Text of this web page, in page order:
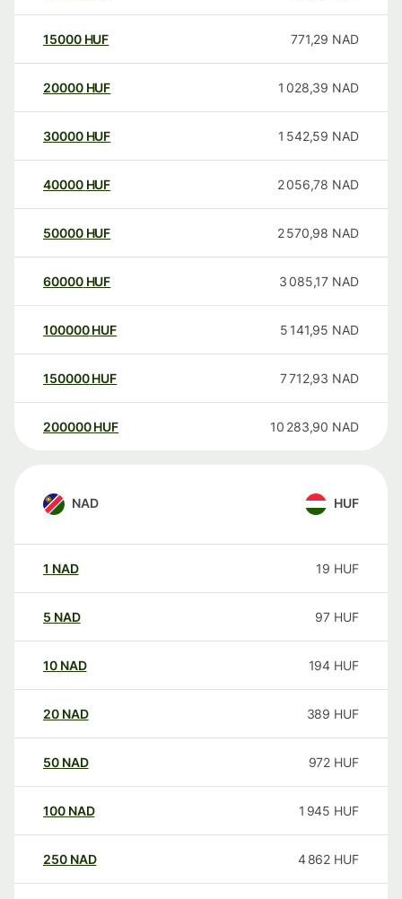
15000 HUF 771,29 NAD
20000 HUF 1 028,39 NAD
30000 HUF 1 542,59 NAD
40000 HUF 2 056,78 NAD
50000 HUF 2 570,98 NAD
60000 HUF 3 085,17 NAD
100000 HUF 5 141,95 NAD
150000 HUF 7 712,93 NAD
200000 HUF 10 283,90 NAD
NAD HUF
1 NAD 19 HUF
5 NAD 97 HUF
10 NAD 194 HUF
20 NAD 389 HUF
50 NAD 972 HUF
100 NAD 1 945 HUF
250 NAD 4 862 HUF